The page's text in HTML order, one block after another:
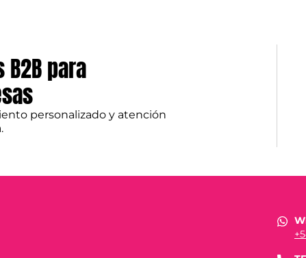
B2B para
personalizado y atención